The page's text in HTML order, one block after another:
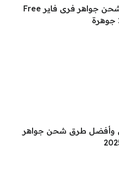
بنقرة زر. واحدة. خطوات شحن جواهر فرى فاير Free
وأفضل طرق شحن جواهر